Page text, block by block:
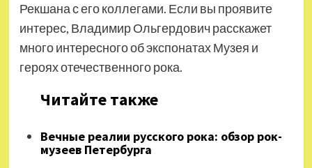
Рекшана с его коллегами. Если вы проявите
интерес, Владимир Ольгердович расскажет
много интересного об экспонатах Музея и
героях отечественного рока.
Читайте также
Вечные реалии русского рока: обзор рок-
музеев Петербурга